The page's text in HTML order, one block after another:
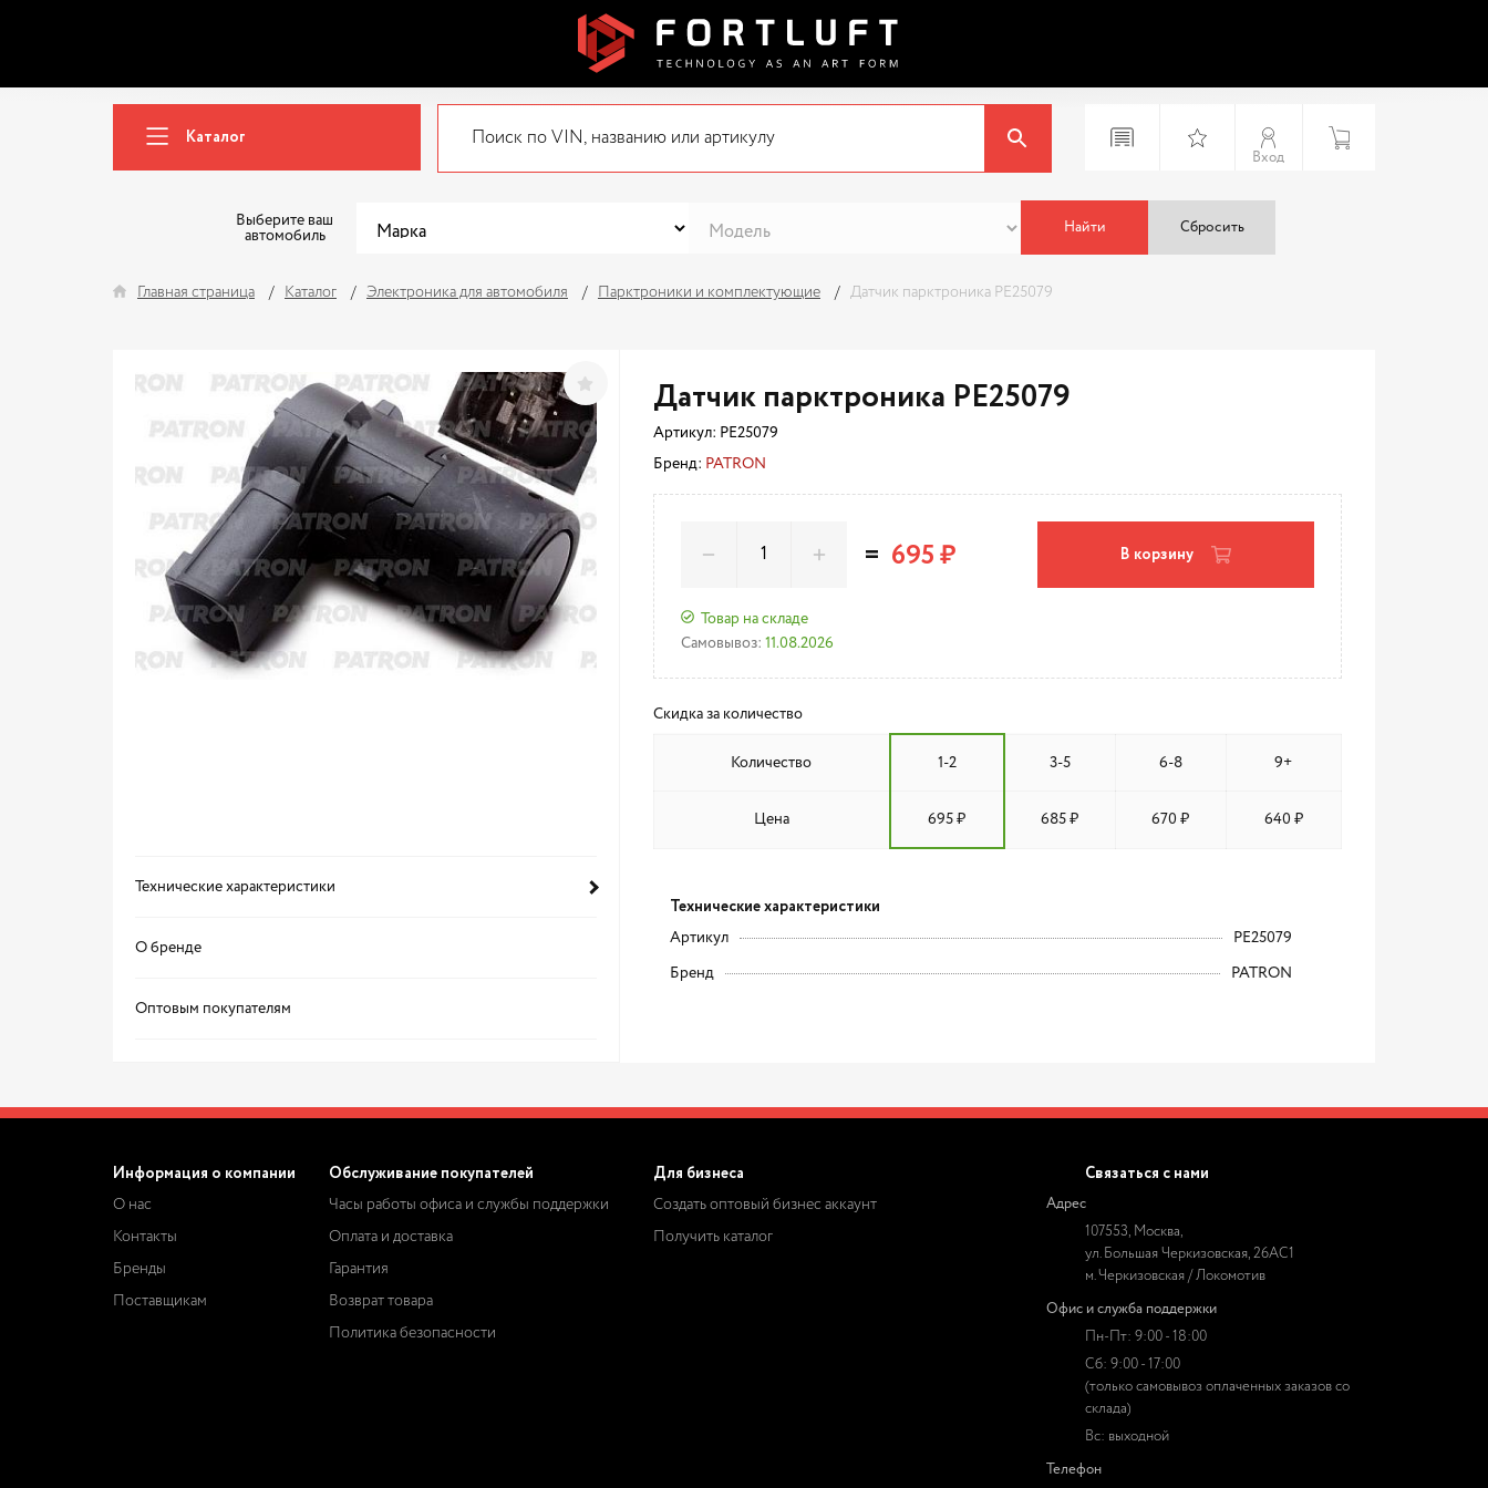
Каталог
Вход
Выберите ваш
автомобиль
Найти Сбросить
Главная страница Каталог Электроника для автомобиля Парктроники и комплектующие Датчик парктроника PE25079
Технические характеристики
О бренде
Оптовым покупателям
Датчик парктроника PE25079
Артикул: PE25079
Бренд: PATRON
Товар на складе
Самовывоз: 11.08.2026
= 695 ₽ В корзину
Скидка за количество
Количество 1-2 3-5 6-8 9+
Цена 695 ₽ 685 ₽ 670 ₽ 640 ₽
Технические характеристики
Артикул PE25079
Бренд PATRON
Информация о компании
О нас
Контакты
Бренды
Поставщикам
Обслуживание покупателей
Часы работы офиса и службы поддержки
Оплата и доставка
Гарантия
Возврат товара
Политика безопасности
Для бизнеса
Создать оптовый бизнес аккаунт
Получить каталог
Связаться с нами
Адрес
107553, Москва,
ул. Большая Черкизовская, 26АС1
м. Черкизовская / Локомотив
Офис и служба поддержки
Пн-Пт: 9:00 - 18:00
Сб: 9:00 - 17:00
(только самовывоз оплаченных заказов со
склада)
Вс: выходной
Телефон